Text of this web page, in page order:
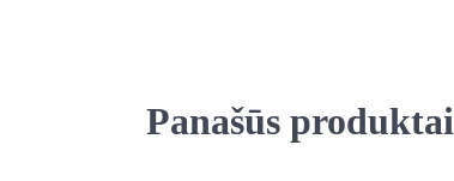
Panašūs produktai